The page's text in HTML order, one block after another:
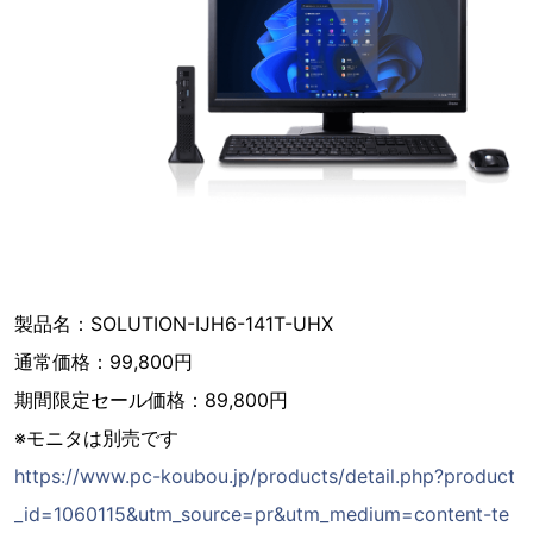
製品名：SOLUTION-IJH6-141T-UHX
通常価格：99,800円
期間限定セール価格：89,800円
※モニタは別売です
https://www.pc-koubou.jp/products/detail.php?product
_id=1060115&utm_source=pr&utm_medium=content-te